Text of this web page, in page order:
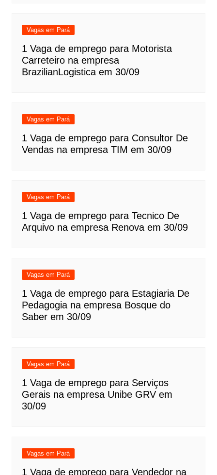
Vagas em Pará
1 Vaga de emprego para Motorista
Carreteiro na empresa
BrazilianLogistica em 30/09
Vagas em Pará
1 Vaga de emprego para Consultor De
Vendas na empresa TIM em 30/09
Vagas em Pará
1 Vaga de emprego para Tecnico De
Arquivo na empresa Renova em 30/09
Vagas em Pará
1 Vaga de emprego para Estagiaria De
Pedagogia na empresa Bosque do
Saber em 30/09
Vagas em Pará
1 Vaga de emprego para Serviços
Gerais na empresa Unibe GRV em
30/09
Vagas em Pará
1 Vaga de emprego para Vendedor na